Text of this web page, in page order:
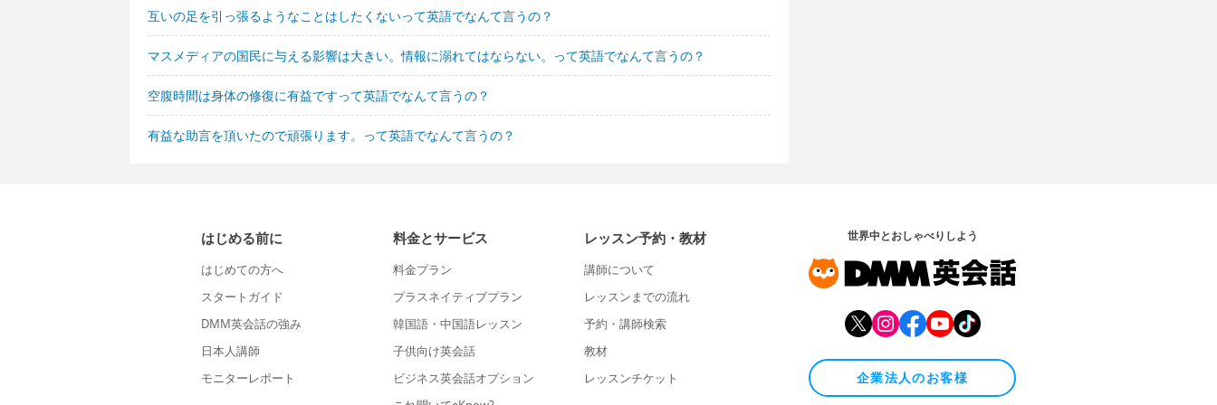
互いの足を引っ張るようなことはしたくないって英語でなんて言うの？
マスメディアの国民に与える影響は大きい。情報に溺れてはならない。って英語でなんて言うの？
空腹時間は身体の修復に有益ですって英語でなんて言うの？
有益な助言を頂いたので頑張ります。って英語でなんて言うの？
はじめる前に
はじめての方へ
スタートガイド
DMM英会話の強み
日本人講師
モニターレポート
料金とサービス
料金プラン
プラスネイティブプラン
韓国語・中国語レッスン
子供向け英会話
ビジネス英会話オプション
レッスン予約・教材
講師について
レッスンまでの流れ
予約・講師検索
教材
レッスンチケット
世界中とおしゃべりしよう
企業法人のお客様